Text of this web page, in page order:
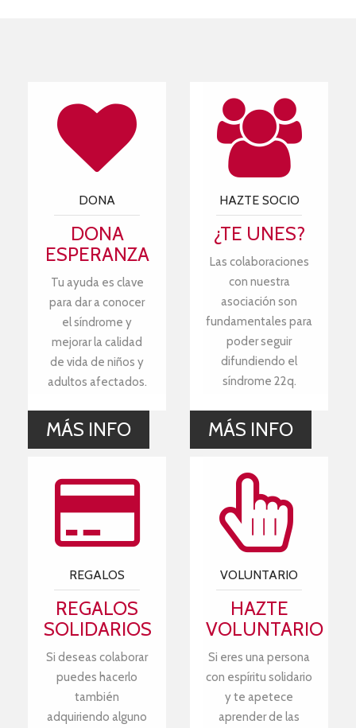
DONA
DONA
ESPERANZA
Tu ayuda es clave
para dar a conocer
el síndrome y
mejorar la calidad
de vida de niños y
adultos afectados.
MÁS INFO
HAZTE SOCIO
¿TE UNES?
Las colaboraciones
con nuestra
asociación son
fundamentales para
poder seguir
difundiendo el
síndrome 22q.
MÁS INFO
REGALOS
REGALOS
SOLIDARIOS
Si deseas colaborar
puedes hacerlo
también
adquiriendo alguno
VOLUNTARIO
HAZTE
VOLUNTARIO
Si eres una persona
con espíritu solidario
y te apetece
aprender de las